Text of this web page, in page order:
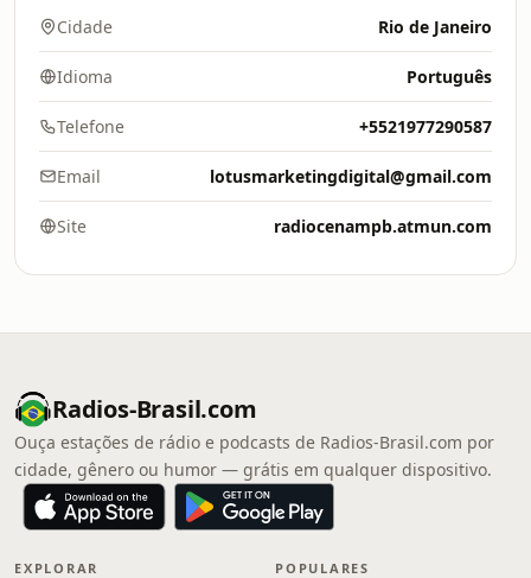
Cidade Rio de Janeiro
Idioma Português
Telefone +5521977290587
Email lotusmarketingdigital@gmail.com
Site radiocenampb.atmun.com
Radios-Brasil.com
Ouça estações de rádio e podcasts de Radios-Brasil.com por
cidade, gênero ou humor — grátis em qualquer dispositivo.
EXPLORAR POPULARES